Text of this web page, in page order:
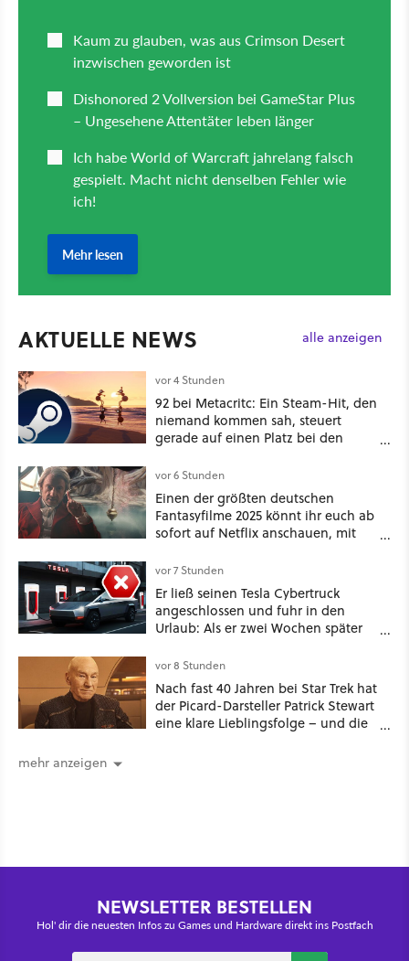
AKTUELLE NEWS alle anzeigen
vor 4 Stunden
92 bei Metacritc: Ein Steam-Hit, den
niemand kommen sah, steuert
gerade auf einen Platz bei den
vor 6 Stunden
Einen der größten deutschen
Fantasyfilme 2025 könnt ihr euch ab
sofort auf Netflix anschauen, mit
vor 7 Stunden
Er ließ seinen Tesla Cybertruck
angeschlossen und fuhr in den
Urlaub: Als er zwei Wochen später
mehr an [Best of GameStar]
vor 8 Stunden
Nach fast 40 Jahren bei Star Trek hat
der Picard-Darsteller Patrick Stewart
eine klare Lieblingsfolge – und die
mehr anzeigen
NEWSLETTER BESTELLEN
Hol' dir die neuesten Infos zu Games und Hardware direkt ins Postfach